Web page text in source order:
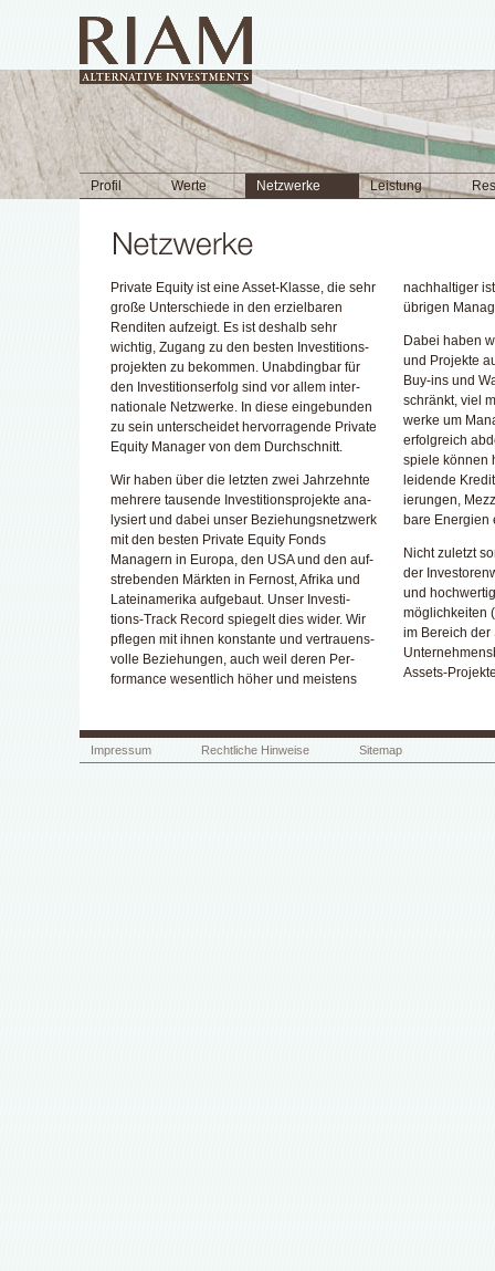
Profil Werte Netzwerke Leistung
Private Equity ist eine Asset-Klasse, die sehr
große Unter­schiede in den erziel­baren
Renditen aufzeigt. Es ist deshalb sehr
wichtig, Zugang zu den besten In­vestitions­
pro­jekten zu bekommen. Unab­dingbar für
den In­vestitions­erfolg sind vor allem inter­
nationale Netz­werke. In diese ein­gebunden
zu sein unter­schei­det her­vor­ragende Private
Equity Manager von dem Durch­schnitt.
Wir haben über die letzten zwei Jahr­zehnte
mehrere tau­sende In­vestitions­pro­jekte ana­
lysiert und dabei unser Be­ziehungs­netz­werk
mit den besten Private Equity Fonds
Managern in Europa, den USA und den auf­
stre­benden Märkten in Fer­nost, Afrika und
Latein­amerika auf­gebaut. Unser In­vesti­
tions-Track Record spiegelt dies wider. Wir
pflegen mit ihnen konstante und ver­trauens­
volle Be­ziehungen, auch weil deren Per­
formance we­sentlich höher und meistens
nach­haltiger
übrigen
Dabei haben
und Pro­jekte
Buy-ins und
schränkt, viel
werke um
erfolg­reich
spiele können
leidende
ierungen,
bare Ener­gien
Nicht zuletzt
der
und
möglich­keiten
im Bereich der
Assets-
Impressum Rechtliche Hinweise Sitemap